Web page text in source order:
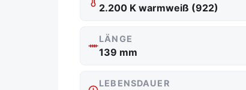
2.200 K warmweiß (922)
LÄNGE
139 mm
LEBENSDAUER